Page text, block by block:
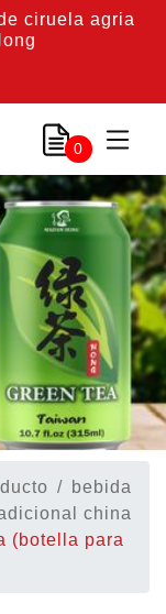
ciruela agria
0
bebida
china
(botella para